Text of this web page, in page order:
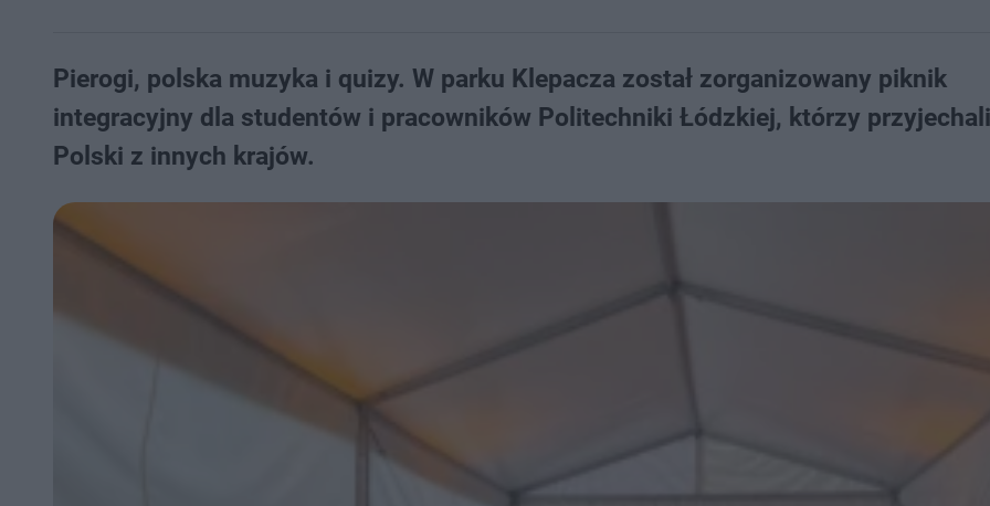
Pierogi, polska muzyka i quizy. W parku Klepacza został zorganizowany piknik
integracyjny dla studentów i pracowników Politechniki Łódzkiej, którzy
Polski z innych krajów.